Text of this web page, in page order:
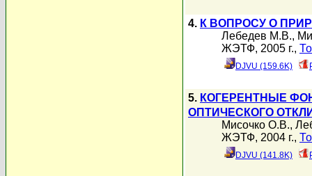
4. К ВОПРОСУ О
Лебедев М.В.,
ЖЭТФ, 2005 г.,
DJVU (159.6K)
5. КОГЕРЕНТНЫЕ
ОПТИЧЕСКОГО
Мисочко О.В.,
ЖЭТФ, 2004 г.,
DJVU (141.8K)